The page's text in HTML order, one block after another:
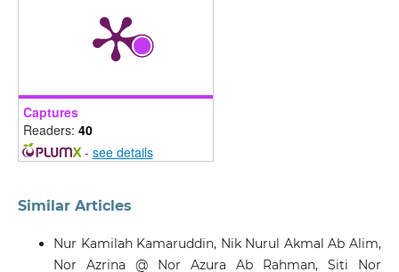
Captures
Readers: 40
- see details
Similar Articles
Nur Kamilah Kamaruddin, Nik Nurul Akmal Ab Alim,
Nor Azrina @ Nor Azura Ab Rahman, Siti Nor